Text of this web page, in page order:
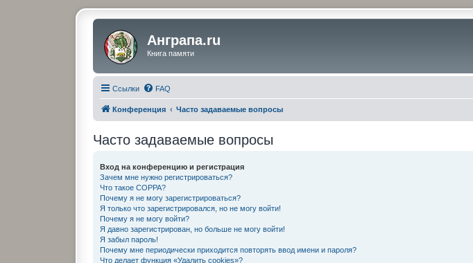
Анграпа.ru
Книга памяти
Ссылки FAQ
Конференция Часто задаваемые вопросы
Часто задаваемые вопросы
Вход на конференцию и регистрация
Зачем мне нужно регистрироваться?
Что такое COPPA?
Почему я не могу зарегистрироваться?
Я только что зарегистрировался, но не могу войти!
Почему я не могу войти?
Я давно зарегистрирован, но больше не могу войти!
Я забыл пароль!
Почему мне периодически приходится повторять ввод имени и пароля?
Что делает функция «Удалить cookies»?